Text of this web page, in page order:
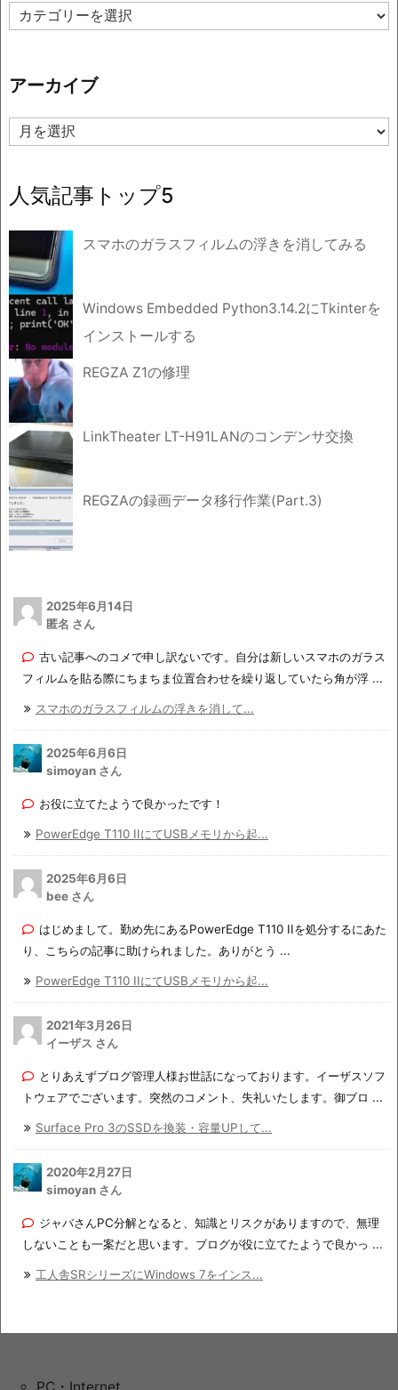
カ
テ
ー
アーカイブ
ア
ー
ブ
人気記事トップ5
スマホのガラスフィルムの浮きを消してみる
Windows Embedded Python3.14.2にTkinterを
インストールする
REGZA Z1の修理
LinkTheater LT-H91LANのコンデンサ交換
REGZAの録画データ移行作業(Part.3)
2025年6月14日
匿名 さん
古い記事へのコメで申し訳ないです。自分は新しいスマホのガラス
フィルムを貼る際にちまちま位置合わせを繰り返していたら角が浮 ...
スマホのガラスフィルムの浮きを消して...
2025年6月6日
simoyan さん
お役に立てたようで良かったです！
PowerEdge T110 IIにてUSBメモリから起...
2025年6月6日
bee さん
はじめまして。勤め先にあるPowerEdge T110 IIを処分するにあた
り、こちらの記事に助けられました。ありがとう ...
PowerEdge T110 IIにてUSBメモリから起...
2021年3月26日
イーザス さん
とりあえずブログ管理人様お世話になっております。イーザスソフ
トウェアでございます。突然のコメント、失礼いたします。御ブロ ...
Surface Pro 3のSSDを換装・容量UPして...
2020年2月27日
simoyan さん
ジャバさんPC分解となると、知識とリスクがありますので、無理
しないことも一案だと思います。ブログが役に立てたようで良かっ ...
工人舎SRシリーズにWindows 7をインス...